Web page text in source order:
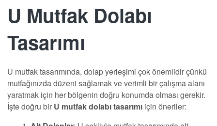
U Mutfak Dolabı
Tasarımı
U mutfak tasarımında, dolap yerleşimi çok önemlidir çünkü
mutfağınızda düzeni sağlamak ve verimli bir çalışma alanı
yaratmak için her bölgenin doğru konumda olması gerekir.
İşte doğru bir U mutfak dolabı tasarımı için öneriler: